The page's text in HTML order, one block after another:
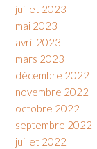
juillet 2023
mai 2023
avril 2023
mars 2023
décembre 2022
novembre 2022
octobre 2022
septembre 2022
juillet 2022